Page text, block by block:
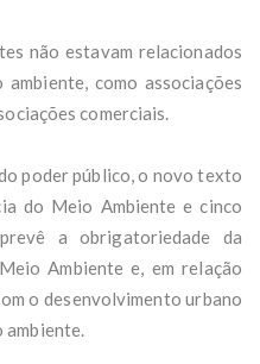
não estavam relacionados
como associações
comerciais.
poder público, o novo texto
do Meio Ambiente e cinco
a obrigatoriedade da
Ambiente e, em relação
o desenvolvimento urbano